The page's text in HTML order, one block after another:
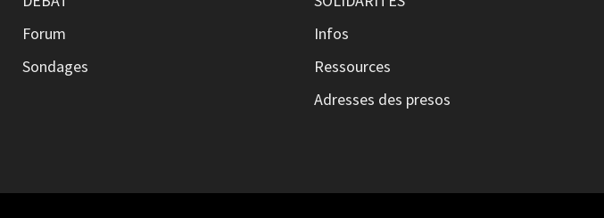
Forum
Sondages
Infos
Ressources
Adresses des presos